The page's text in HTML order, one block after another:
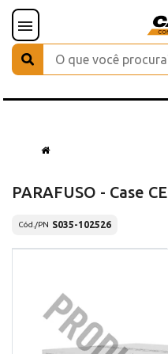
PARAFUSO - Case CE
Cód./PN S035-102526